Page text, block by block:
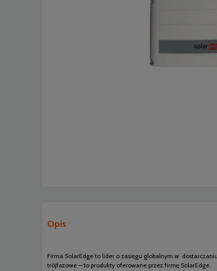
Opis
Firma SolarEdge to lider o zasięgu globalnym w
trójfazowe – to produkty oferowane przez firmę SolarEdge.